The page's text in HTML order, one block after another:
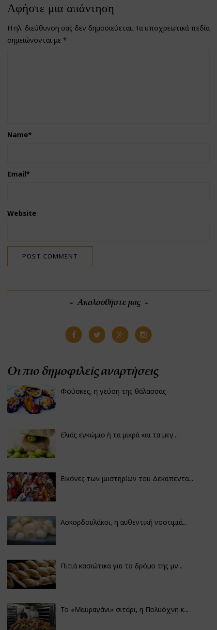
Αφήστε μια απάντηση
Η ηλ. διεύθυνση σας δεν δημοσιεύεται. Τα υποχρεωτικά πεδία
σημειώνονται με *
Name*
Email*
Website
Ακολουθήστε μας
Οι πιο δημοφιλείς αναρτήσεις
Φούσκες, η γεύση της θάλασσας
Ελιάς εγκώμιο ή τα μικρά και τα μεγ...
Εικόνες των μυστηρίων του Δεκαπεντα...
Ασκορδουλάκοι, η αυθεντική νοστιμιά...
Πιτιά κασιώτικα για το δρόμο της μν...
Το «Μαυραγάνι» σιτάρι, η Πολυόχνη κ...